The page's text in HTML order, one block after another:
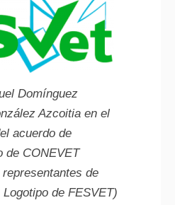
Domínguez
Azcoitia en el
acuerdo de
de CONEVET
de
Logotipo de FESVET)